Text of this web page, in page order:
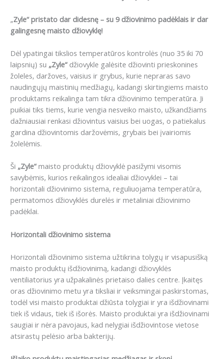
„Zyle“ pristato dar didesnę – su 9 džiovinimo padėklais ir dar
galingesnę maisto džiovyklę!
Dėl ypatingai tikslios temperatūros kontrolės (nuo 35 iki 70
laipsnių) su „Zyle“ džiovykle galėsite džiovinti prieskonines
žoleles, daržoves, vaisius ir grybus, kurie nepraras savo
naudingųjų maistinių medžiagų, kadangi skirtingiems maisto
produktams reikalinga tam tikra džiovinimo temperatūra. Ji
puikiai tiks tiems, kurie vengia nesveiko maisto, užkandžiams
dažniausiai renkasi džiovintus vaisius bei uogas, o patiekalus
gardina džiovintomis daržovėmis, grybais bei įvairiomis
žolelėmis.
Ši „Zyle“maisto produktų džiovyklė pasižymi visomis
savybėmis, kurios reikalingos idealiai džiovyklei – tai
horizontali džiovinimo sistema, reguliuojama temperatūra,
permatomos džiovyklės durelės ir metaliniai džiovinimo
padėklai.
Horizontali džiovinimo sistema
Horizontali džiovinimo sistema užtikrina tolygų ir visapusišką
maisto produktų išdžiovinimą, kadangi džiovyklės
ventiliatorius yra užpakalinės prietaiso dalies centre. Įkaitęs
oras džiovinimo metu yra tiksliai ir veiksmingai paskirstomas,
todėl visi maisto produktai džiūsta tolygiai ir yra išdžiovinami
tiek iš vidaus, tiek iš išorės. Maisto produktai yra išdžiovinami
saugiai ir nėra pavojaus, kad nelygiai išdžiovintose vietose
atsirastų pelėsio arba bakterijų.